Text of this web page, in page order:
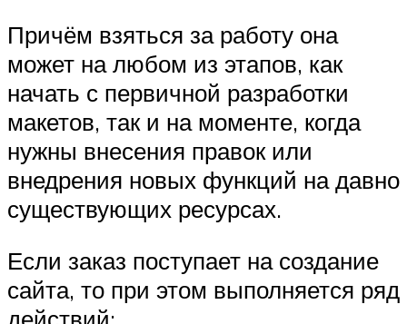
Причём взяться за работу она
может на любом из этапов, как
начать с первичной разработки
макетов, так и на моменте, когда
нужны внесения правок или
внедрения новых функций на давно
существующих ресурсах.
Если заказ поступает на создание
сайта, то при этом выполняется ряд